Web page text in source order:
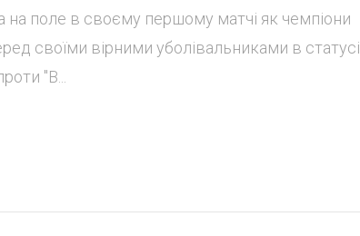
на поле в своєму першому матчі як чемпіони
своїми вірними уболівальниками в статусі
"В...